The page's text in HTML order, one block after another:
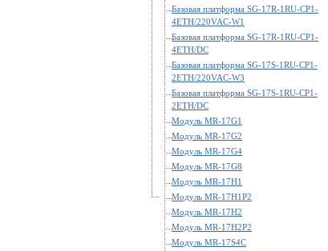
Базовая платформа SG-17R-1RU-CP1-
4ETH/220VAC-W1
Базовая платформа SG-17R-1RU-CP1-
4ETH/DC
Базовая платформа SG-17S-1RU-CP1-
2ETH/220VAC-W3
Базовая платформа SG-17S-1RU-CP1-
2ETH/DC
Модуль MR-17G1
Модуль MR-17G2
Модуль MR-17G4
Модуль MR-17G8
Модуль MR-17H1
Модуль MR-17H1P2
Модуль MR-17H2
Модуль MR-17H2P2
Модуль MR-17S4C